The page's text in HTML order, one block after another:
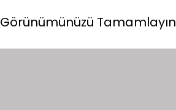
Görünümünüzü Tamamlayın